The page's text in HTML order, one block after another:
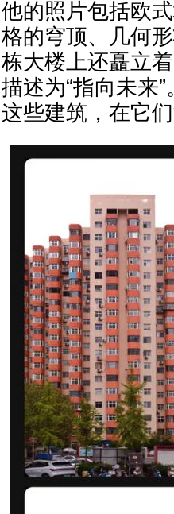
他的照片包括欧
格的穹顶、几何
栋大楼上还矗立
描述为“指向未来
这些建筑，在它